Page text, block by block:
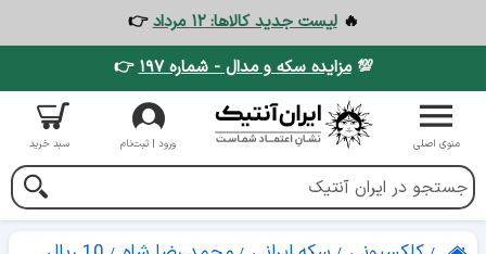
🔥لیست جدید کالاها: ۱۲ مرداد
👉
💯مزایده سکه و مدال - شماره ۱۹۷ 👉
منوی اصلی ورود | ثبت‌نام سبد خرید